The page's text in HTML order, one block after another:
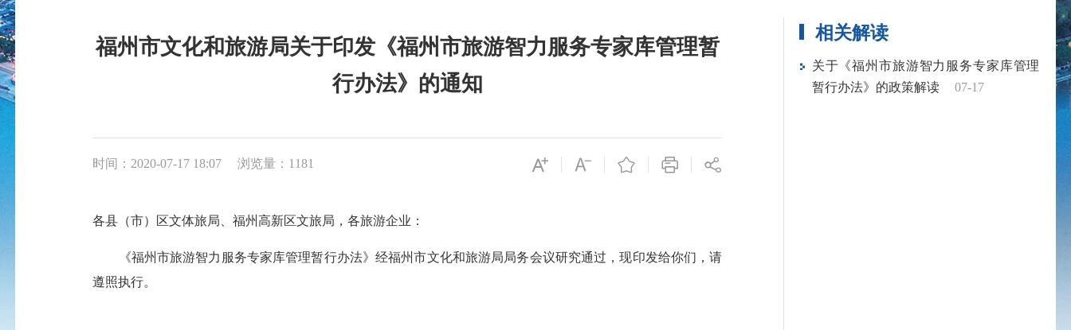
福州市文化和旅游局关于印发《福州市旅游智力服务专家库管理暂
行办法》的通知
时间：2020-07-17 18:07 浏览量：1181
各县（市）区文体旅局、福州高新区文旅局，各旅游企业：
《福州市旅游智力服务专家库管理暂行办法》经福州市文化和旅游局局务会议研究通过，现印发给你们，请
遵照执行。
相关解读
关于《福州市旅游智力服务专家库管理
暂行办法》的政策解读
07-17